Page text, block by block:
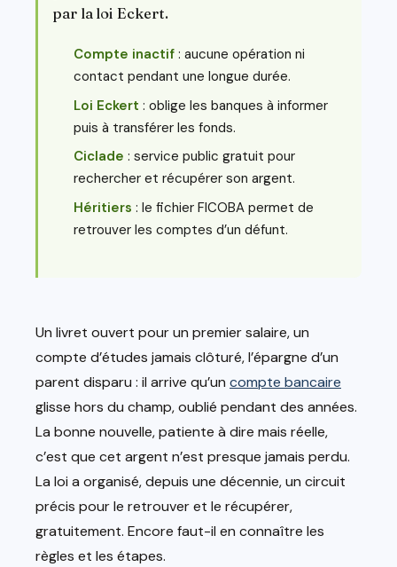
par la loi Eckert.
Compte inactif : aucune opération ni
contact pendant une longue durée.
Loi Eckert : oblige les banques à informer
puis à transférer les fonds.
Ciclade : service public gratuit pour
rechercher et récupérer son argent.
Héritiers : le fichier FICOBA permet de
retrouver les comptes d’un défunt.
Un livret ouvert pour un premier salaire, un
compte d’études jamais clôturé, l’épargne d’un
parent disparu : il arrive qu’un compte bancaire
glisse hors du champ, oublié pendant des années.
La bonne nouvelle, patiente à dire mais réelle,
c’est que cet argent n’est presque jamais perdu.
La loi a organisé, depuis une décennie, un circuit
précis pour le retrouver et le récupérer,
gratuitement. Encore faut-il en connaître les
règles et les étapes.